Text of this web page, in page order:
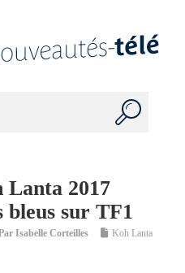
Lanta 2017
bleus sur TF1
Isabelle Corteilles
Koh Lanta